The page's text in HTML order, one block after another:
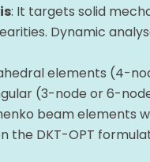
: It targets solid
Dynamic
elements (4-
(3-node or 6-
beam elements
the DKT-OPT